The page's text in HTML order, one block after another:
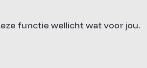
functie wellicht wat voor jou.